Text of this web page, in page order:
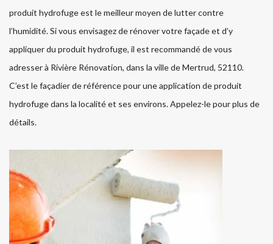
produit hydrofuge est le meilleur moyen de lutter contre
l’humidité. Si vous envisagez de rénover votre façade et d’y
appliquer du produit hydrofuge, il est recommandé de vous
adresser à Rivière Rénovation, dans la ville de Mertrud, 52110.
C’est le façadier de référence pour une application de produit
hydrofuge dans la localité et ses environs. Appelez-le pour plus de
détails.